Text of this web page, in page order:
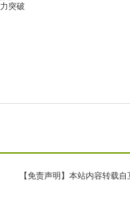
【免责声明】本站内容转载